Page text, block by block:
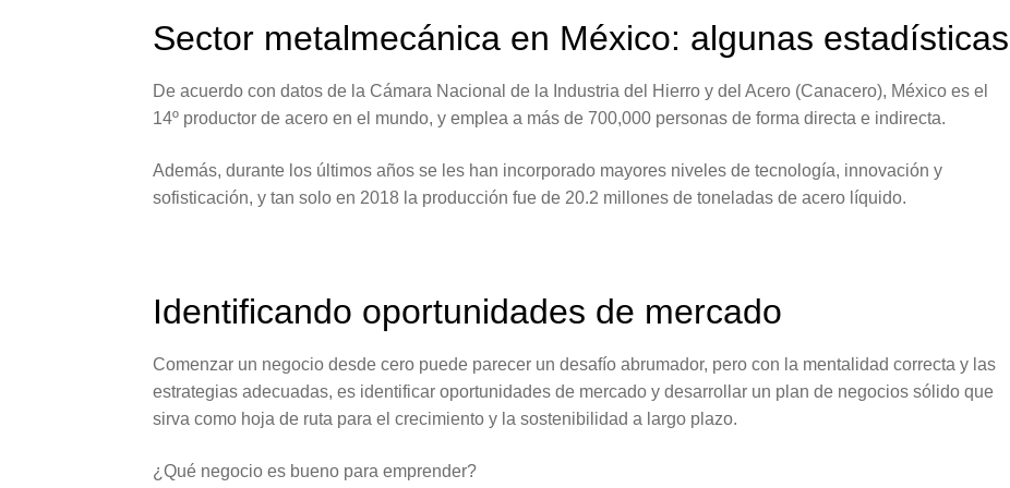
Sector metalmecánica en México: algunas estadísticas
De acuerdo con datos de la Cámara Nacional de la Industria del Hierro y del Acero (Canacero), México es el
14º productor de acero en el mundo, y emplea a más de 700,000 personas de forma directa e indirecta.
Además, durante los últimos años se les han incorporado mayores niveles de tecnología, innovación y
sofisticación, y tan solo en 2018 la producción fue de 20.2 millones de toneladas de acero líquido.
Identificando oportunidades de mercado
Comenzar un negocio desde cero puede parecer un desafío abrumador, pero con la mentalidad correcta y las
estrategias adecuadas, es identificar oportunidades de mercado y desarrollar un plan de negocios sólido que
sirva como hoja de ruta para el crecimiento y la sostenibilidad a largo plazo.
¿Qué negocio es bueno para emprender?